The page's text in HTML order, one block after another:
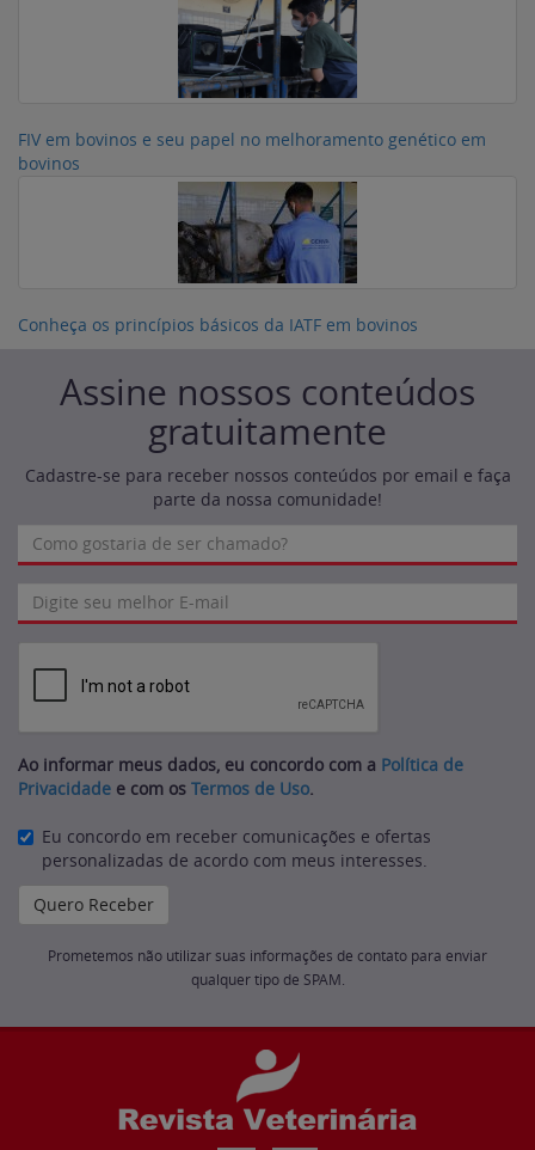
FIV em bovinos e seu papel no melhoramento genético em
bovinos
Conheça os princípios básicos da IATF em bovinos
Assine nossos conteúdos
gratuitamente
Cadastre-se para receber nossos conteúdos por email e faça
parte da nossa comunidade!
Ao informar meus dados, eu concordo com a Política de
Privacidade e com os Termos de Uso.
Eu concordo em receber comunicações e ofertas
personalizadas de acordo com meus interesses.
Prometemos não utilizar suas informações de contato para enviar
qualquer tipo de SPAM.